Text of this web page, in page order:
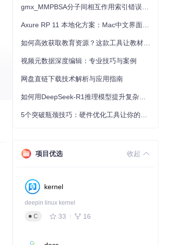
视频元数据深度编辑：专业技巧与案例
网盘直链下载技术解析与应用指南
项目优选 收起
kernel
deepin linux kernel
C
33 16